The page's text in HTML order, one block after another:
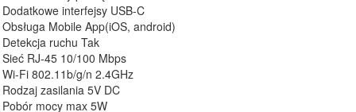
Dodatkowe interfejsy USB-C
Obsługa Mobile App(iOS, android)
Detekcja ruchu Tak
Sieć RJ-45 10/100 Mbps
Wi-Fi 802.11b/g/n 2.4GHz
Rodzaj zasilania 5V DC
Pobór mocy max 5W